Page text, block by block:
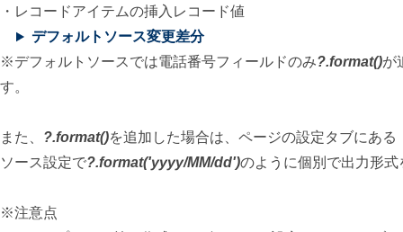
・レコードアイテムの挿入レコード値
デフォルトソース変更差分
※デフォルトソースでは電話番号フィールドのみ?.format()が
す。
また、 ?.format()を追加した場合は、ページの設定タブにあ
ソース設定で?.format('yyyy/MM/dd')のように個別で出力形
※注意点